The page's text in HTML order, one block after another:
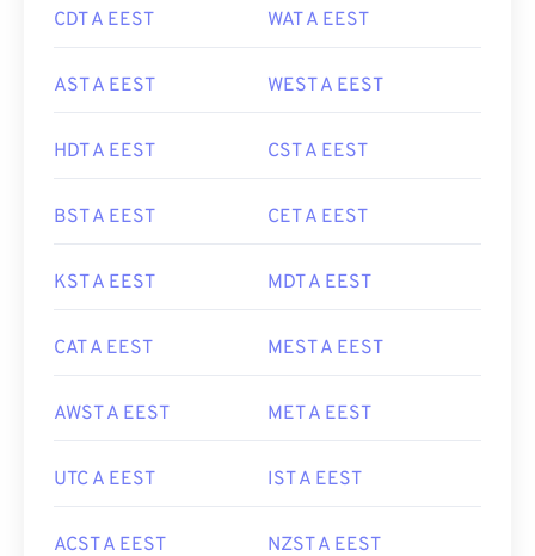
CDT A EEST WAT A EEST
AST A EEST WEST A EEST
HDT A EEST CST A EEST
BST A EEST CET A EEST
KST A EEST MDT A EEST
CAT A EEST MEST A EEST
AWST A EEST MET A EEST
UTC A EEST IST A EEST
ACST A EEST NZST A EEST